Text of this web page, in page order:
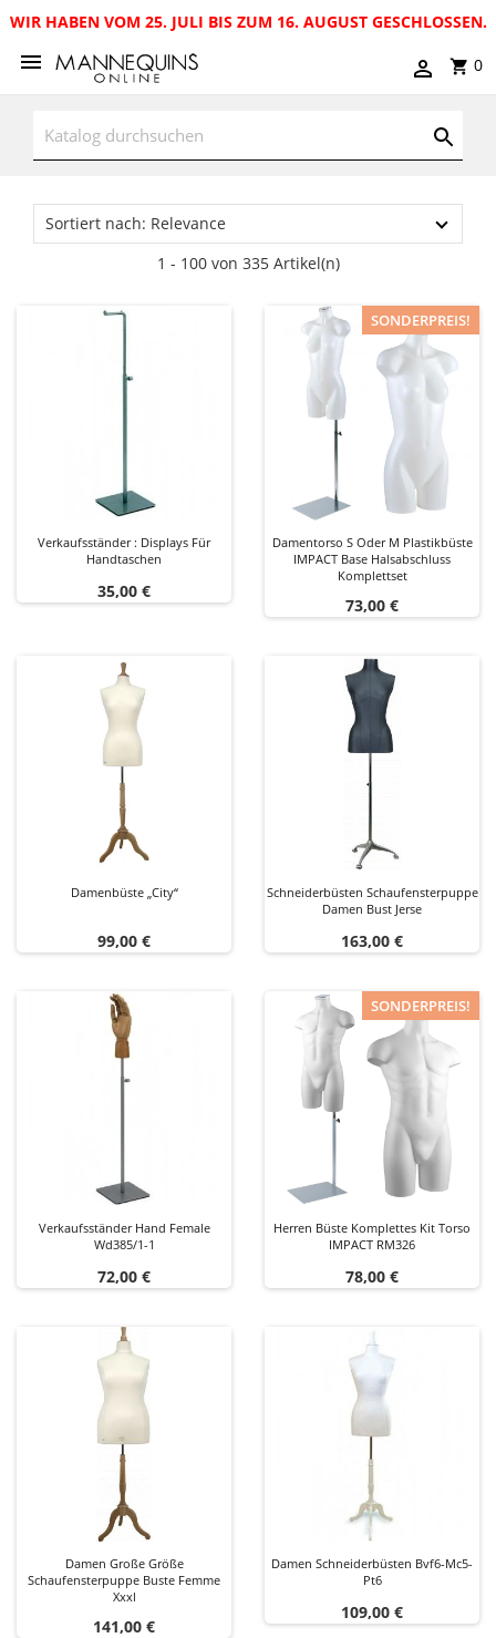
WIR HABEN VOM 25. JULI BIS ZUM 16. AUGUST GESCHLOSSEN.
0
Sortiert nach: Relevance
1 - 100 von 335 Artikel(n)
Verkaufsständer : Displays Für
Handtaschen
Preis
35,00 €
SONDERPREIS!
Damentorso S Oder M Plastikbüste
IMPACT Base Halsabschluss
Komplettset
Preis
73,00 €
Damenbüste „City“
Preis
99,00 €
Schneiderbüsten Schaufensterpuppe
Damen Bust Jerse
Preis
163,00 €
Verkaufsständer Hand Female
Wd385/1-1
Preis
72,00 €
SONDERPREIS!
Herren Büste Komplettes Kit Torso
IMPACT RM326
Preis
78,00 €
Damen Große Größe
Schaufensterpuppe Buste Femme
Xxxl
Preis
141,00 €
Damen Schneiderbüsten Bvf6-Mc5-
Pt6
Preis
109,00 €